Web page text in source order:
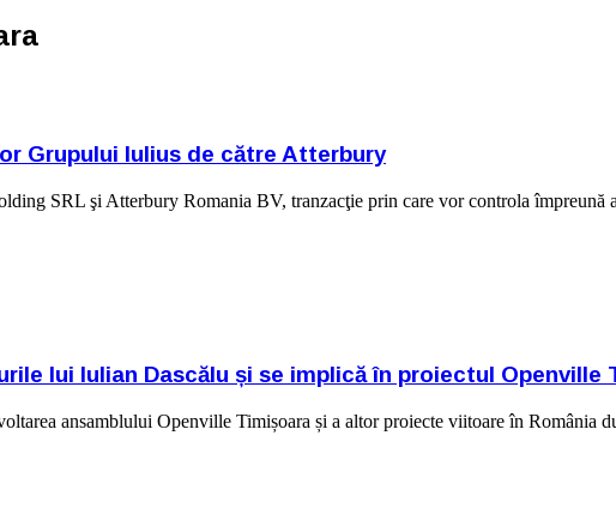
Grupului Iulius de către Atterbury
SRL şi Atterbury Romania BV, tranzacţie prin care vor controla
lui Iulian Dascălu și se implică în proiectul Openville
ansamblului Openville Timișoara și a altor proiecte viitoare în România